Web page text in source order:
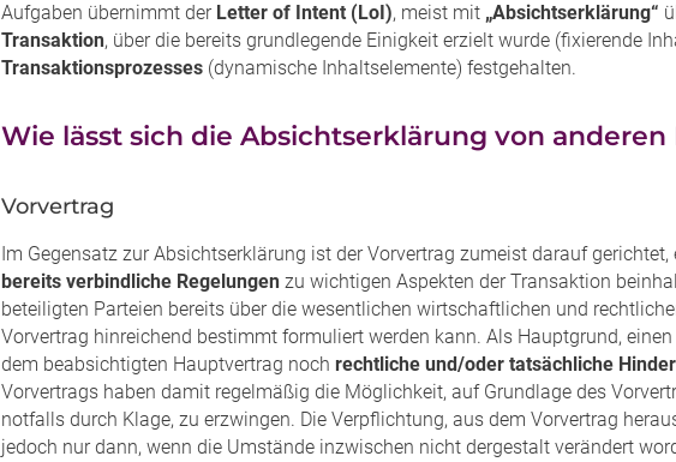
Aufgaben übernimmt der Letter of Intent (LoI), meist mit „Absichtserklärung“
Transaktion, über die bereits grundlegende Einigkeit erzielt wurde (fixierende
Transaktionsprozesses (dynamische Inhaltselemente) festgehalten.
Wie lässt sich die Absichtserklärung von
Vorvertrag
Im Gegensatz zur Absichtserklärung ist der Vorvertrag zumeist darauf
bereits verbindliche Regelungen zu wichtigen Aspekten der Transaktion
beteiligten Parteien bereits über die wesentlichen wirtschaftlichen und
Vorvertrag hinreichend bestimmt formuliert werden kann. Als Hauptgrund,
dem beabsichtigten Hauptvertrag noch rechtliche und/oder tatsächliche
Vorvertrags haben damit regelmäßig die Möglichkeit, auf Grundlage des
notfalls durch Klage, zu erzwingen. Die Verpflichtung, aus dem Vorvertrag
jedoch nur dann, wenn die Umstände inzwischen nicht dergestalt verändert